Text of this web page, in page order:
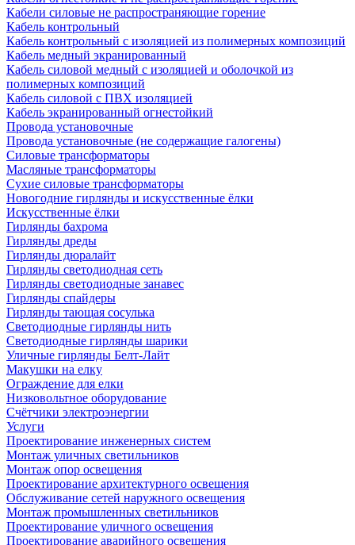
Кабели силовые не распространяющие горение
Кабель контрольный
Кабель контрольный с изоляцией из полимерных композиций
Кабель медный экранированный
Кабель силовой медный с изоляцией и оболочкой из
полимерных композиций
Кабель силовой с ПВХ изоляцией
Кабель экранированный огнестойкий
Провода установочные
Провода установочные (не содержащие галогены)
Силовые трансформаторы
Масляные трансформаторы
Сухие силовые трансформаторы
Новогодние гирлянды и искусственные ёлки
Искусственные ёлки
Гирлянды бахрома
Гирлянды дреды
Гирлянды дюралайт
Гирлянды светодиодная сеть
Гирлянды светодиодные занавес
Гирлянды спайдеры
Гирлянды тающая сосулька
Светодиодные гирлянды нить
Светодиодные гирлянды шарики
Уличные гирлянды Белт-Лайт
Макушки на елку
Ограждение для елки
Низковольтное оборудование
Счётчики электроэнергии
Услуги
Проектирование инженерных систем
Монтаж уличных светильников
Монтаж опор освещения
Проектирование архитектурного освещения
Обслуживание сетей наружного освещения
Монтаж промышленных светильников
Проектирование уличного освещения
Проектирование аварийного освещения